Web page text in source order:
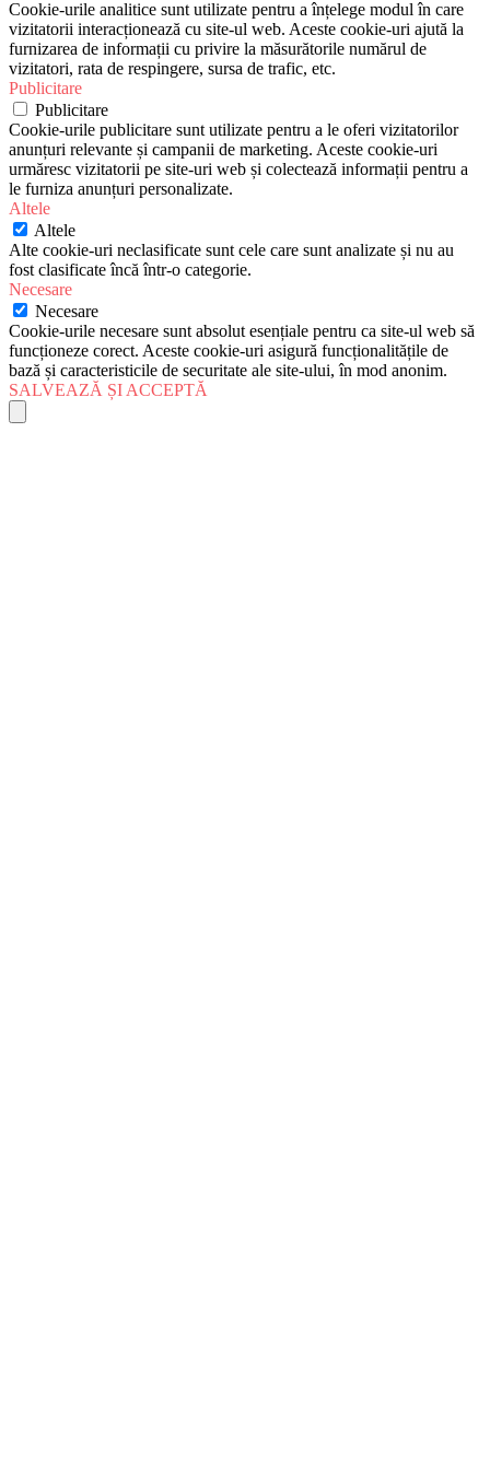
Cookie-urile analitice sunt utilizate pentru a înțelege modul în care
vizitatorii interacționează cu site-ul web. Aceste cookie-uri ajută la
furnizarea de informații cu privire la măsurătorile numărul de
vizitatori, rata de respingere, sursa de trafic, etc.
Publicitare
Publicitare
Cookie-urile publicitare sunt utilizate pentru a le oferi vizitatorilor
anunțuri relevante și campanii de marketing. Aceste cookie-uri
urmăresc vizitatorii pe site-uri web și colectează informații pentru a
le furniza anunțuri personalizate.
Altele
Altele
Alte cookie-uri neclasificate sunt cele care sunt analizate și nu au
fost clasificate încă într-o categorie.
Necesare
Necesare
Cookie-urile necesare sunt absolut esențiale pentru ca site-ul web să
funcționeze corect. Aceste cookie-uri asigură funcționalitățile de
bază și caracteristicile de securitate ale site-ului, în mod anonim.
SALVEAZĂ ȘI ACCEPTĂ